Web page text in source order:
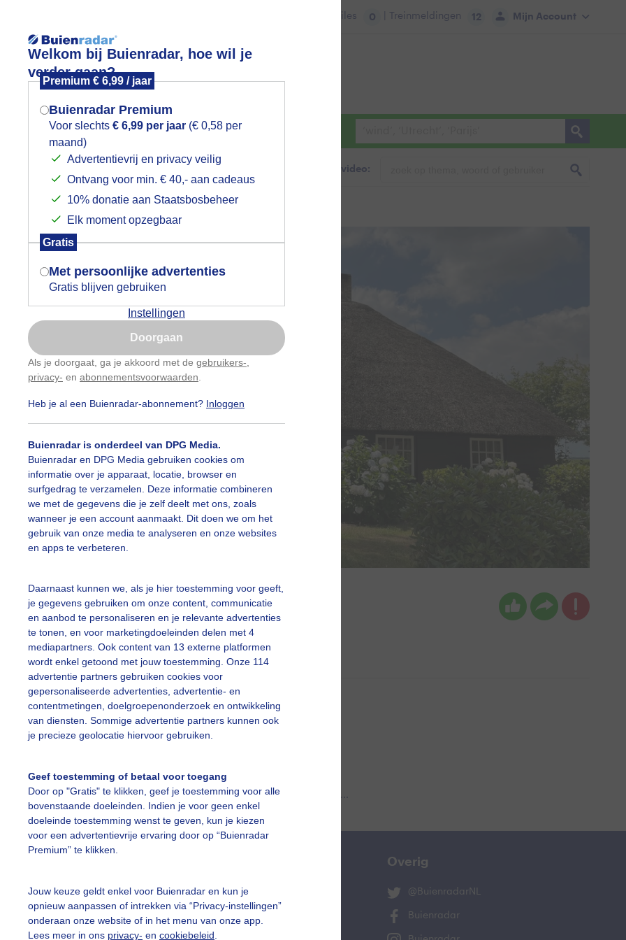
Welkom bij Buienradar, hoe wil je
verder gaan?
Premium € 6,99 / jaar
Buienradar Premium
Voor slechts € 6,99 per jaar (€ 0,58 per
maand)
Advertentievrij en privacy veilig
Ontvang voor min. € 40,- aan cadeaus
10% donatie aan Staatsbosbeheer
Elk moment opzegbaar
Gratis
Met persoonlijke advertenties
Gratis blijven gebruiken
Instellingen
Doorgaan
Als je doorgaat, ga je akkoord met de gebruikers-
privacy- en abonnementsvoorwaarden
Heb je al een Buienradar-abonnement? Inloggen
Buienradar is onderdeel van DPG Media.
Buienradar en DPG Media gebruiken cookies om
informatie over je apparaat, locatie, browser en
surfgedrag te verzamelen. Deze informatie combineren
we met de gegevens die je zelf deelt met ons, zoals
wanneer je een account aanmaakt. Dit doen we om het
gebruik van onze media te analyseren en onze websites
en apps te verbeteren.
Daarnaast kunnen we, als je hier toestemming voor geeft,
je gegevens gebruiken om onze content, communicatie
en aanbod te personaliseren en je relevante advertenties
te tonen, en voor marketingdoeleinden delen met 4
mediapartners. Ook content van 13 externe platformen
wordt enkel getoond met jouw toestemming. Onze 114
advertentie partners gebruiken cookies voor
gepersonaliseerde advertenties, advertentie- en
contentmetingen, doelgroepenonderzoek en ontwikkeling
van diensten. Sommige advertentie partners kunnen ook
je precieze geolocatie hiervoor gebruiken.
Geef toestemming of betaal voor toegang
Door op "Gratis" te klikken, geef je toestemming voor alle
bovenstaande doeleinden. Indien je voor geen enkel
doeleinde toestemming wenst te geven, kun je kiezen
voor een advertentievrije ervaring door op “Buienradar
Premium” te klikken.
Jouw keuze geldt enkel voor Buienradar en kun je
opnieuw aanpassen of intrekken via “Privacy-instellingen”
onderaan onze website of in het menu van onze app.
Lees meer in ons privacy- en cookiebeleid
Mijn Account
Files 0 | Treinmeldingen 12
Foto en video Weerzine
Zoeken in foto & video:
wordt 26 C en overwegend zonnig.
Gijs Bastianen Gemaakt: 10-07-2025, 55x bekeken
Zon
slideshow
Een moment geduld aub...
vragen
De Bilt
Overig
@BuienradarNL
Buienradar
Mogen we je locatie gebruiken voor
het weer?
Indien je hier nog geen akkoord op hebt
gegeven, verschijnt er zo een pop-up uit
je browser waarin deze toestemming
gevraagd wordt.
Is goed, toon de popup
Nu niet, misschien later
Gebruik je Safari en wil je niet elke dag deze pop-up
Klikhierom dit aan te passen